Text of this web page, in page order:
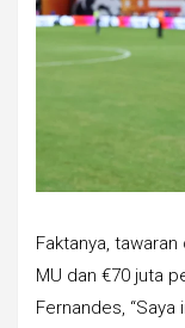
Faktanya,
MU dan €70 juta
Fernandes,